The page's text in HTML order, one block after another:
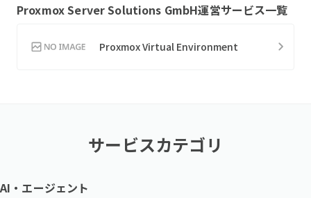
Proxmox Server Solutions GmbH運営サービス一覧
Proxmox Virtual Environment
サービスカテゴリ
AI・エージェント